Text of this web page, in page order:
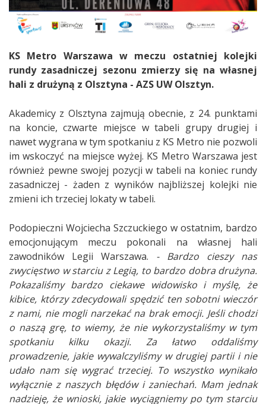
KS Metro Warszawa w meczu ostatniej kolejki
rundy zasadniczej sezonu zmierzy się na własnej
hali z drużyną z Olsztyna - AZS UW Olsztyn.
Akademicy z Olsztyna zajmują obecnie, z 24. punktami
na koncie, czwarte miejsce w tabeli grupy drugiej i
nawet wygrana w tym spotkaniu z KS Metro nie pozwoli
im wskoczyć na miejsce wyżej. KS Metro Warszawa jest
również pewne swojej pozycji w tabeli na koniec rundy
zasadniczej - żaden z wyników najbliższej kolejki nie
zmieni ich trzeciej lokaty w tabeli.
Podopieczni Wojciecha Szczuckiego w ostatnim, bardzo
emocjonującym meczu pokonali na własnej hali
zawodników Legii Warszawa. - Bardzo cieszy nas
zwycięstwo w starciu z Legią, to bardzo dobra drużyna.
Pokazaliśmy bardzo ciekawe widowisko i myślę, że
kibice, którzy zdecydowali spędzić ten sobotni wieczór
z nami, nie mogli narzekać na brak emocji. Jeśli chodzi
o naszą grę, to wiemy, że nie wykorzystaliśmy w tym
spotkaniu kilku okazji. Za łatwo oddaliśmy
prowadzenie, jakie wywalczyliśmy w drugiej partii i nie
udało nam się wygrać trzeciej. To wszystko wynikało
wyłącznie z naszych błędów i zaniechań. Mam jednak
nadzieję, że wnioski, jakie wyciągniemy po tym starciu